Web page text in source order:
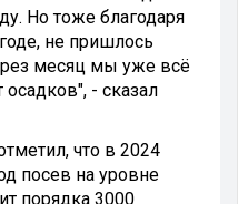
Но тоже благодаря
не пришлось
месяц мы уже всё
- сказал
что в 2024
посев на уровне
порядка 3000